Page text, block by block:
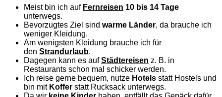
Meist bin ich auf Fernreisen 10 bis 14 Tage
unterwegs.
Bevorzugtes Ziel sind warme Länder, da brauche ich
weniger Kleidung.
Am wenigsten Kleidung brauche ich für
den Strandurlaub.
Dagegen kann es aufStädtereisen z. B. in
Restaurants schon mal schicker werden.
Ich reise gerne bequem, nutze Hotels statt Hostels und
bin mit Koffer statt Rucksack unterwegs.